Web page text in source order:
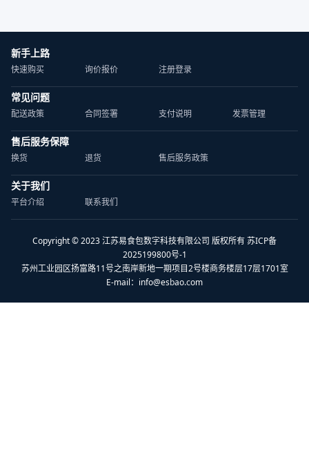
新手上路
快速购买 询价报价 注册登录
常见问题
配送政策 合同签署 支付说明 发票管理
售后服务保障
换货 退货 售后服务政策
关于我们
平台介绍 联系我们
Copyright © 2023 江苏易食包数字科技有限公司 版权所有 苏ICP备
2025199800号-1
苏州工业园区扬富路11号之南岸新地一期项目2号楼商务楼层17层1701室
E-mail： info@esbao.com